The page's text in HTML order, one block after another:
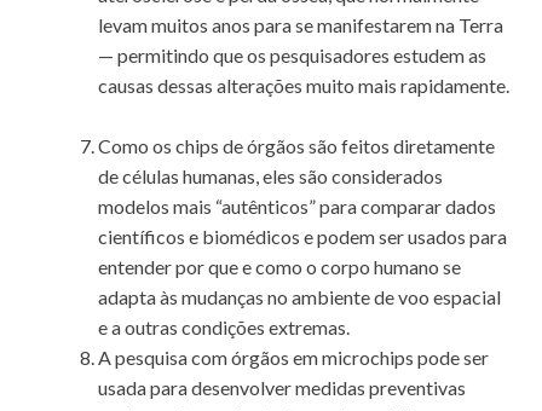
levam muitos anos para se manifestarem na Terra
— permitindo que os pesquisadores estudem as
causas dessas alterações muito mais rapidamente.
Como os chips de órgãos são feitos diretamente
de células humanas, eles são considerados
modelos mais “autênticos” para comparar dados
científicos e biomédicos e podem ser usados ​​para
entender por que e como o corpo humano se
adapta às mudanças no ambiente de voo espacial
e a outras condições extremas.
A pesquisa com órgãos em microchips pode ser
usada para desenvolver medidas preventivas